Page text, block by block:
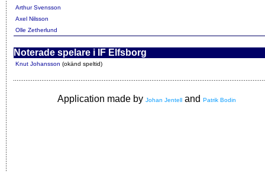
Arthur Svensson
Axel Nilsson
Olle Zetherlund
Noterade spelare i IF Elfsborg
Knut Johansson (okänd speltid)
Application made by Johan Jentell and Patrik Bodin